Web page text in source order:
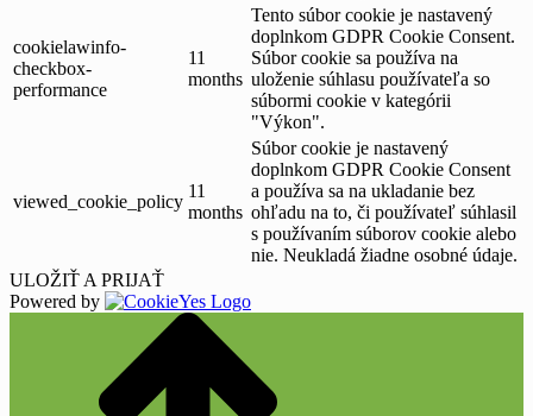
cookielawinfo-
checkbox-
performance
11
months
Tento súbor cookie je nastavený
doplnkom GDPR Cookie Consent.
Súbor cookie sa používa na
uloženie súhlasu používateľa so
súbormi cookie v kategórii
"Výkon".
viewed_cookie_policy
11
months
Súbor cookie je nastavený
doplnkom GDPR Cookie Consent
a používa sa na ukladanie bez
ohľadu na to, či používateľ súhlasil
s používaním súborov cookie alebo
nie. Neukladá žiadne osobné údaje.
ULOŽIŤ A PRIJAŤ
Powered by